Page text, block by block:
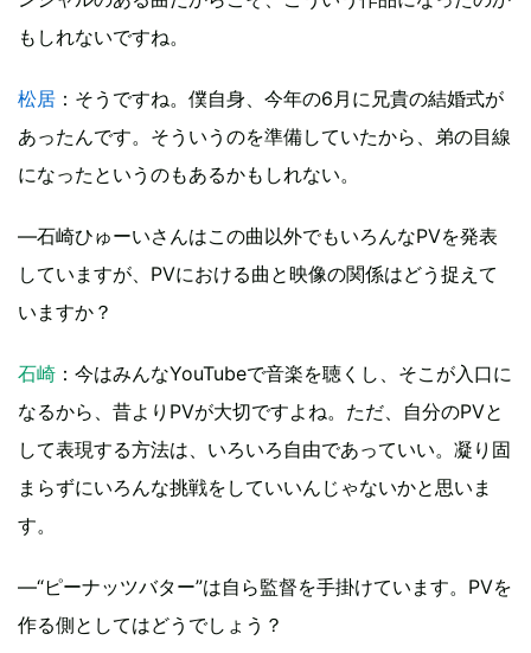
もしれないですね。
松居 ：そうですね。僕自身、今年の6月に兄貴の結婚式が
あったんです。そういうのを準備していたから、弟の目線
になったというのもあるかもしれない。
―石崎ひゅーいさんはこの曲以外でもいろんなPVを発表
していますが、PVにおける曲と映像の関係はどう捉えて
いますか？
石崎 ：今はみんなYouTubeで音楽を聴くし、そこが入口に
なるから、昔よりPVが大切ですよね。ただ、自分のPVと
して表現する方法は、いろいろ自由であっていい。凝り固
まらずにいろんな挑戦をしていいんじゃないかと思いま
す。
―“ピーナッツバター”は自ら監督を手掛けています。PVを
作る側としてはどうでしょう？